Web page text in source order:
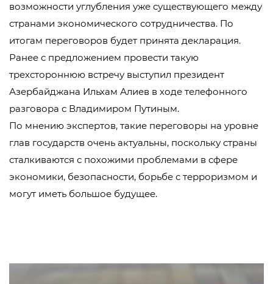
возможности углубления уже существующего между
странами экономического сотрудничества. По
итогам переговоров будет принята декларация.
Ранее с предложением провести такую
трехстороннюю встречу выступил президент
Азербайджана Ильхам Алиев в ходе телефонного
разговора с Владимиром Путиным.
По мнению экспертов, такие переговоры на уровне
глав государств очень актуальны, поскольку страны
сталкиваются с похожими проблемами в сфере
экономики, безопасности, борьбе с терроризмом и
могут иметь большое будущее.